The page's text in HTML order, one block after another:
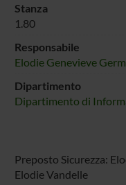
Stanza
1.80
Responsabile
Elodie Genevieve
Dipartimento
Dipartimento di
Preposto Sicurezza:
Elodie Vandelle